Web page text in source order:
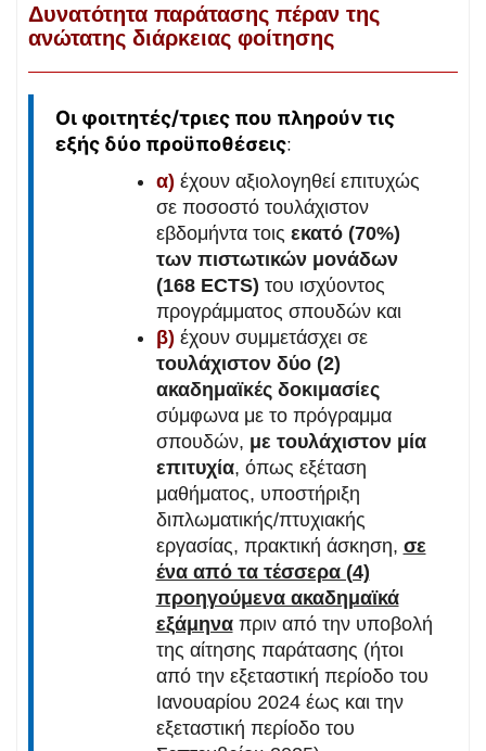
Δυνατότητα παράτασης πέραν της
ανώτατης διάρκειας φοίτησης
Οι φοιτητές/τριες που πληρούν τις
εξής δύο προϋποθέσεις:
α) έχουν αξιολογηθεί επιτυχώς
σε ποσοστό τουλάχιστον
εβδομήντα τοις εκατό (70%)
των πιστωτικών μονάδων
(168 ECTS) του ισχύοντος
προγράμματος σπουδών και
β) έχουν συμμετάσχει σε
τουλάχιστον δύο (2)
ακαδημαϊκές δοκιμασίες
σύμφωνα με το πρόγραμμα
σπουδών, με τουλάχιστον μία
επιτυχία, όπως εξέταση
μαθήματος, υποστήριξη
διπλωματικής/πτυχιακής
εργασίας, πρακτική άσκηση, σε
ένα από τα τέσσερα (4)
προηγούμενα ακαδημαϊκά
εξάμηναπριν από την υποβολή
της αίτησης παράτασης (ήτοι
από την εξεταστική περίοδο του
Ιανουαρίου 2024 έως και την
εξεταστική περίοδο του